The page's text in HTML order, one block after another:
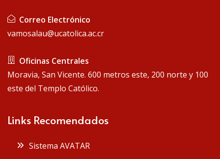
Correo Electrónico
vamosalau@ucatolica.ac.cr
Oficinas Centrales
Moravia, San Vicente. 600 metros este, 200 norte y 100
este del Templo Católico.
Links Recomendados
Sistema AVATAR